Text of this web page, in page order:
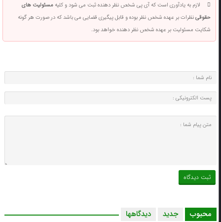
لازم به یادآوری است که آی پی شخص نظر دهنده ثبت می شود و کلیهمسئولیت های
حقوقینظرات بر عهده شخص نظر بوده و قابل پیگیری قضایی می باشد که در صورت هر گونه
شکایت مسئولیت بر عهده شخص نظر دهنده خواهد بود.
محبوب جدید دیدگاهها